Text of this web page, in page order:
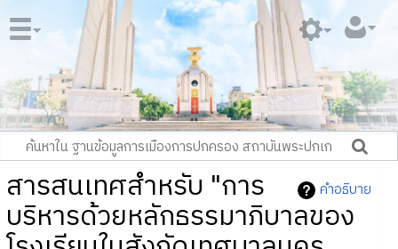
คำอธิบาย
สารสนเทศสำหรับ "การ
บริหารด้วยหลักธรรมาภิบาลของ